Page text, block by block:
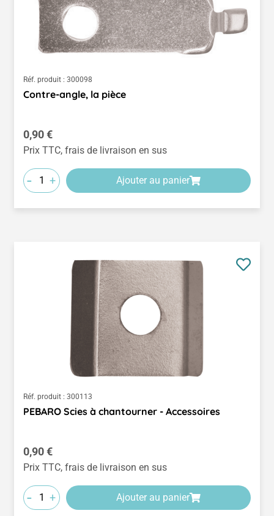
Réf. produit : 300098
Contre-angle, la pièce
Prix régulier :
0,90 €
Prix TTC, frais de livraison en sus
- + Ajouter au panier
Réf. produit : 300113
PEBARO Scies à chantourner - Accessoires
Prix régulier :
0,90 €
Prix TTC, frais de livraison en sus
- + Ajouter au panier